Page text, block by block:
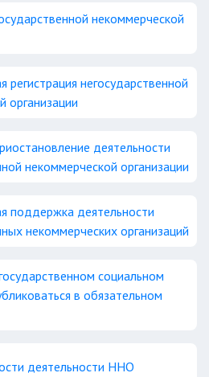
некоммерческой
регистрация негосударственной
организации
деятельности
некоммерческой организации
поддержка деятельности
некоммерческих организаций
социальном
в обязательном
деятельности ННО